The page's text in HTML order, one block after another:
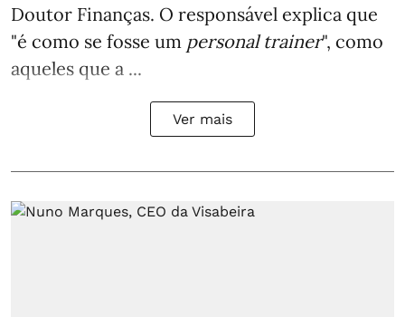
Doutor Finanças. O responsável explica que
"é como se fosse um personal trainer", como
aqueles que a ...
Ver mais